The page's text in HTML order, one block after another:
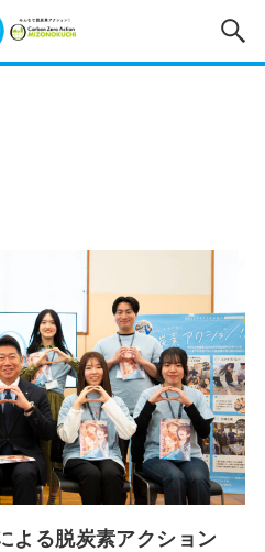
よる脱炭素アクション